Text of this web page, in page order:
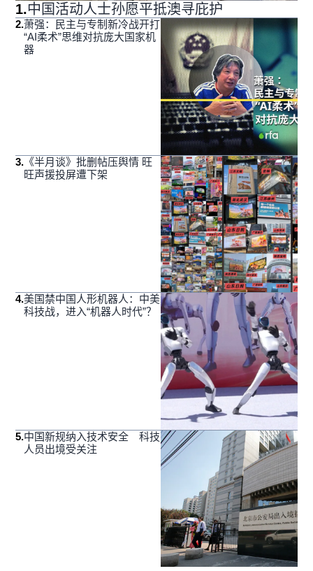
1.中国活动人士孙愿平抵澳寻庇护
2.萧强：民主与专制新冷战开打
“AI柔术”思维对抗庞大国家机
器
3. 《半月谈》批删帖压舆情 旺
旺声援投屏遭下架
4.美国禁中国人形机器人：中美
科技战，进入“机器人时代”？
5.中国新规纳入技术安全 科技
人员出境受关注